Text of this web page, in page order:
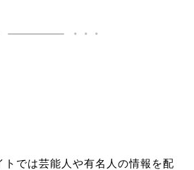
トでは芸能人や有名人の情報を配